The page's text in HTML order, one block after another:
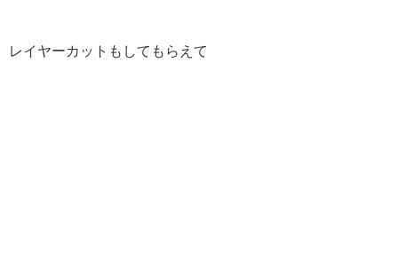
レイヤーカットもしてもらえて